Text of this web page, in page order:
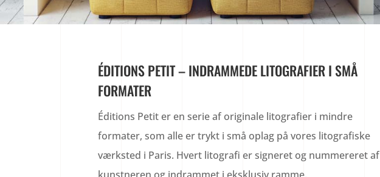
ÉDITIONS PETIT – INDRAMMEDE LITOGRAFIER I SMÅ
FORMATER
Éditions Petit er en serie af originale litografier i mindre
formater, som alle er trykt i små oplag på vores litografiske
værksted i Paris. Hvert litografi er signeret og nummereret af